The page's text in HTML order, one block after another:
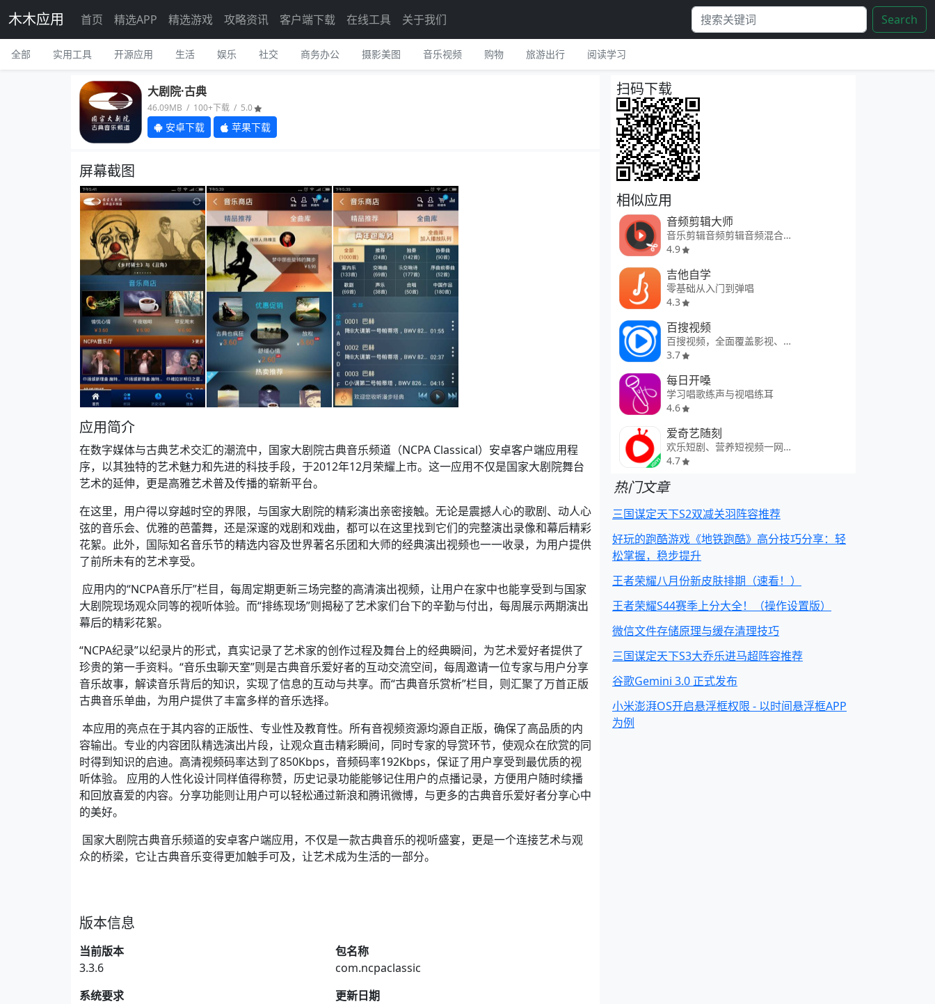
木木应用 首页 精选APP 精选游戏 攻略资讯 客户端下载 在线工具 关于我们 Search
全部 实用工具 开源应用 生活 娱乐 社交 商务办公 摄影美图 音乐视频 购物 旅游出行 阅读学习
大剧院·古典
46.09MB / 100+下载 / 5.0
安卓下载 苹果下载
屏幕截图
应用简介
在数字媒体与古典艺术交汇的潮流中，国家大剧院古典音乐频道（NCPA Classical）安卓客户端应用程
序，以其独特的艺术魅力和先进的科技手段，于2012年12月荣耀上市。这一应用不仅是国家大剧院舞台
艺术的延伸，更是高雅艺术普及传播的崭新平台。
在这里，用户得以穿越时空的界限，与国家大剧院的精彩演出亲密接触。无论是震撼人心的歌剧、动人心
弦的音乐会、优雅的芭蕾舞，还是深邃的戏剧和戏曲，都可以在这里找到它们的完整演出录像和幕后精彩
花絮。此外，国际知名音乐节的精选内容及世界著名乐团和大师的经典演出视频也一一收录，为用户提供
了前所未有的艺术享受。
应用内的“NCPA音乐厅”栏目，每周定期更新三场完整的高清演出视频，让用户在家中也能享受到与国家
大剧院现场观众同等的视听体验。而“排练现场”则揭秘了艺术家们台下的辛勤与付出，每周展示两期演出
幕后的精彩花絮。
“NCPA纪录”以纪录片的形式，真实记录了艺术家的创作过程及舞台上的经典瞬间，为艺术爱好者提供了
珍贵的第一手资料。“音乐虫聊天室”则是古典音乐爱好者的互动交流空间，每周邀请一位专家与用户分享
音乐故事，解读音乐背后的知识，实现了信息的互动与共享。而“古典音乐赏析”栏目，则汇聚了万首正版
古典音乐单曲，为用户提供了丰富多样的音乐选择。
本应用的亮点在于其内容的正版性、专业性及教育性。所有音视频资源均源自正版，确保了高品质的内
容输出。专业的内容团队精选演出片段，让观众直击精彩瞬间，同时专家的导赏环节，使观众在欣赏的同
时得到知识的启迪。高清视频码率达到了850Kbps，音频码率192Kbps，保证了用户享受到最优质的视
听体验。 应用的人性化设计同样值得称赞，历史记录功能能够记住用户的点播记录，方便用户随时续播
和回放喜爱的内容。分享功能则让用户可以轻松通过新浪和腾讯微博，与更多的古典音乐爱好者分享心中
的美好。
国家大剧院古典音乐频道的安卓客户端应用，不仅是一款古典音乐的视听盛宴，更是一个连接艺术与观
众的桥梁，它让古典音乐变得更加触手可及，让艺术成为生活的一部分。
版本信息
当前版本
3.3.6
包名称
com.ncpaclassic
系统要求
更新日期
扫码下载
相似应用
音频剪辑大师
音乐剪辑音频剪辑音频混合合并
4.9
吉他自学
零基础从入门到弹唱
4.3
百搜视频
百搜视频，全面覆盖影视、动漫、综艺等海量视频资源。
3.7
每日开嗓
学习唱歌练声与视唱练耳
4.6
爱奇艺随刻
欢乐短剧、营养短视频一网打尽
4.7
热门文章
三国谋定天下S2双减关羽阵容推荐
好玩的跑酷游戏《地铁跑酷》高分技巧分享：轻
松掌握，稳步提升
王者荣耀八月份新皮肤排期（速看！）
王者荣耀S44赛季上分大全！（操作设置版）
微信文件存储原理与缓存清理技巧
三国谋定天下S3大乔乐进马超阵容推荐
谷歌Gemini 3.0 正式发布
小米澎湃OS开启悬浮框权限 - 以时间悬浮框APP
为例